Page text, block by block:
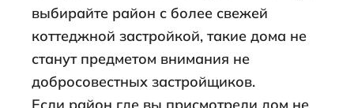
выбирайте район с более свежей
коттеджной застройкой, такие дома не
станут предметом внимания не
добросовестных застройщиков.